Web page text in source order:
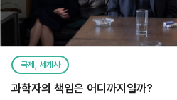
국제, 세계사
과학자의 책임은 어디까지일까?